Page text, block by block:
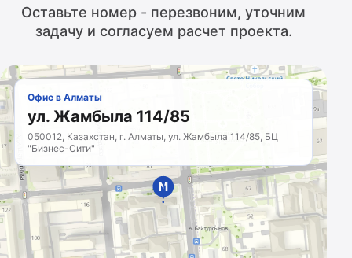
Оставьте номер - перезвоним, уточним
задачу и согласуем расчет проекта.
Офис в Алматы
ул. Жамбыла 114/85
050012, Казахстан, г. Алматы, ул. Жамбыла 114/85, БЦ
"Бизнес-Сити"МАРКЕТИНГОВОЕ
АГЕНТСТВО
Казахстан · с 2011 года